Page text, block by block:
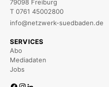
79098 Freiburg
T 0761 45002800
info@netzwerk-suedbaden.de
SERVICES
Abo
Mediadaten
Jobs